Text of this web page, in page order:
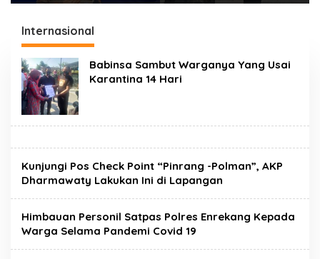
Satu Kelalaian Bisa
Berujung Maut
Internasional
Babinsa Sambut Warganya Yang Usai
Karantina 14 Hari
Kunjungi Pos Check Point “Pinrang -Polman”, AKP
Dharmawaty Lakukan Ini di Lapangan
Himbauan Personil Satpas Polres Enrekang Kepada
Warga Selama Pandemi Covid 19